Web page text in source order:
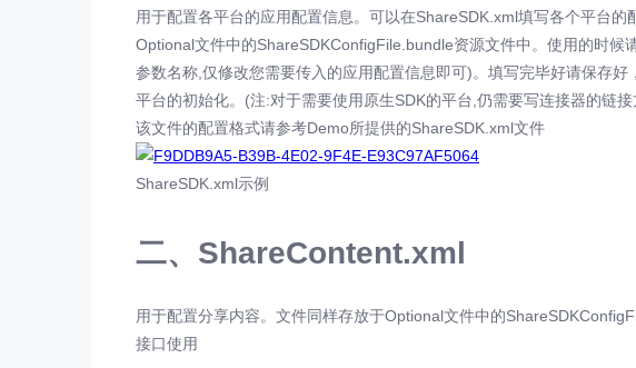
用于配置各平台的应用配置信息。可以在ShareSDK.xml填写各个平台
Optional文件中的ShareSDKConfigFile.bundle资源文件中。使用的时
参数名称,仅修改您需要传入的应用配置信息即可)。填写完毕好请保存
平台的初始化。(注:对于需要使用原生SDK的平台,仍需要写连接器的链接
该文件的配置格式请参考Demo所提供的ShareSDK.xml文件
ShareSDK.xml示例
二、ShareContent.xml
用于配置分享内容。文件同样存放于Optional文件中的
接口使用